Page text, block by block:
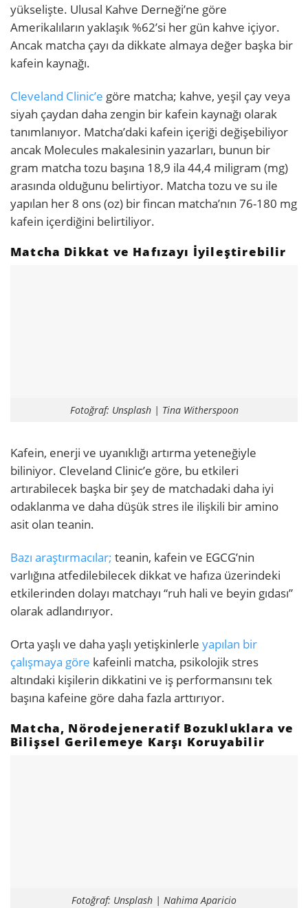
yükselişte. Ulusal Kahve Derneği’ne göre
Amerikalıların yaklaşık %62’si her gün kahve içiyor.
Ancak matcha çayı da dikkate almaya değer başka bir
kafein kaynağı.
Cleveland Clinic’e göre matcha; kahve, yeşil çay veya
siyah çaydan daha zengin bir kafein kaynağı olarak
tanımlanıyor. Matcha’daki kafein içeriği değişebiliyor
ancak Molecules makalesinin yazarları, bunun bir
gram matcha tozu başına 18,9 ila 44,4 miligram (mg)
arasında olduğunu belirtiyor. Matcha tozu ve su ile
yapılan her 8 ons (oz) bir fincan matcha’nın 76-180 mg
kafein içerdiğini belirtiliyor.
Matcha Dikkat ve Hafızayı İyileştirebilir
Fotoğraf: Unsplash | Tina Witherspoon
Kafein, enerji ve uyanıklığı artırma yeteneğiyle
biliniyor. Cleveland Clinic’e göre, bu etkileri
artırabilecek başka bir şey de matchadaki daha iyi
odaklanma ve daha düşük stres ile ilişkili bir amino
asit olan teanin.
Bazı araştırmacılar; teanin, kafein ve EGCG’nin
varlığına atfedilebilecek dikkat ve hafıza üzerindeki
etkilerinden dolayı matchayı “ruh hali ve beyin gıdası”
olarak adlandırıyor.
Orta yaşlı ve daha yaşlı yetişkinlerle yapılan bir
çalışmaya göre kafeinli matcha, psikolojik stres
altındaki kişilerin dikkatini ve iş performansını tek
başına kafeine göre daha fazla arttırıyor.
Matcha, Nörodejeneratif Bozukluklara ve
Bilişsel Gerilemeye Karşı Koruyabilir
Fotoğraf: Unsplash | Nahima Aparicio